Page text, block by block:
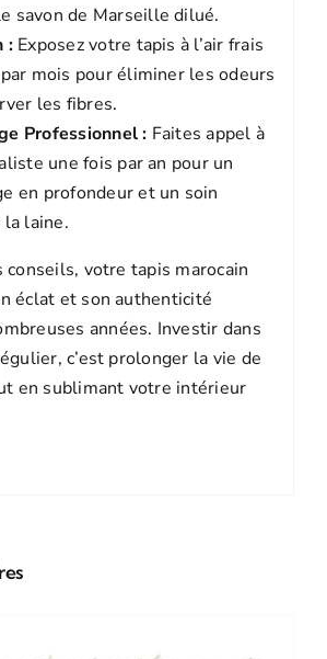
savon de Marseille dilué.
:Exposez votre tapis à l’air frais
mois pour éliminer les odeurs
les fibres.
Professionnel : Faites appel à
une fois par an pour un
en profondeur et un soin
la laine.
conseils, votre tapis marocain
éclat et son authenticité
années. Investir dans
c’est prolonger la vie de
en sublimant votre intérieur